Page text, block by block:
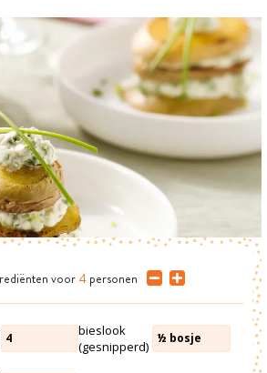
voor 4 personen
4
bieslook
(gesnipperd) ½ bosje